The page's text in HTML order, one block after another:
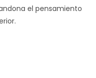
el pensamiento